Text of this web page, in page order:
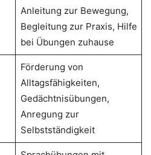
Anleitung zur Bewegung,
Begleitung zur Praxis, Hilfe
bei Übungen zuhause
Förderung von
Alltagsfähigkeiten,
Gedächtnisübungen,
Anregung zur
Selbstständigkeit